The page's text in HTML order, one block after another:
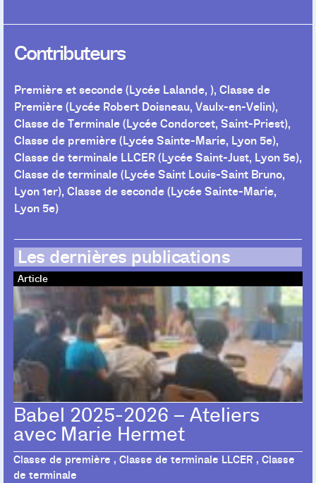
Contributeurs
Première et seconde (Lycée Lalande, ), Classe de
Première (Lycée Robert Doisneau, Vaulx-en-Velin),
Classe de Terminale (Lycée Condorcet, Saint-Priest),
Classe de première (Lycée Sainte-Marie, Lyon 5e),
Classe de terminale LLCER (Lycée Saint-Just, Lyon 5e),
Classe de terminale (Lycée Saint Louis-Saint Bruno,
Lyon 1er), Classe de seconde (Lycée Sainte-Marie,
Lyon 5e)
Les dernières publications
Article
Babel 2025-2026 – Ateliers
avec Marie Hermet
Classe de première , Classe de terminale LLCER , Classe
de terminale